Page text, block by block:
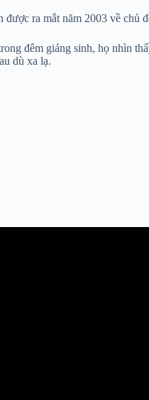
ra mắt năm 2003 về chủ
đêm giáng sinh, họ nhìn
dù xa lạ.